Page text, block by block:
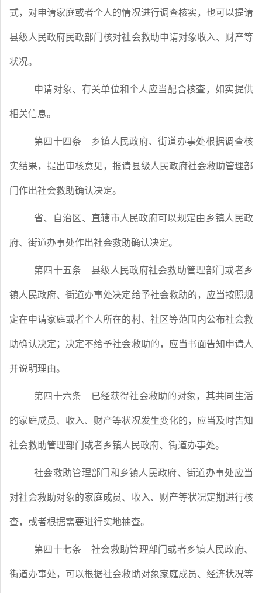
式，对申请家庭或者个人的情况进行调查核实，也可以提请
县级人民政府民政部门核对社会救助申请对象收入、财产等
状况。
申请对象、有关单位和个人应当配合核查，如实提供
相关信息。
第四十四条 乡镇人民政府、街道办事处根据调查核
实结果，提出审核意见，报请县级人民政府社会救助管理部
门作出社会救助确认决定。
省、自治区、直辖市人民政府可以规定由乡镇人民政
府、街道办事处作出社会救助确认决定。
第四十五条 县级人民政府社会救助管理部门或者乡
镇人民政府、街道办事处决定给予社会救助的，应当按照规
定在申请家庭或者个人所在的村、社区等范围内公布社会救
助确认决定；决定不给予社会救助的，应当书面告知申请人
并说明理由。
第四十六条 已经获得社会救助的对象，其共同生活
的家庭成员、收入、财产等状况发生变化的，应当及时告知
社会救助管理部门或者乡镇人民政府、街道办事处。
社会救助管理部门和乡镇人民政府、街道办事处应当
对社会救助对象的家庭成员、收入、财产等状况定期进行核
查，或者根据需要进行实地抽查。
第四十七条 社会救助管理部门或者乡镇人民政府、
街道办事处，可以根据社会救助对象家庭成员、经济状况等